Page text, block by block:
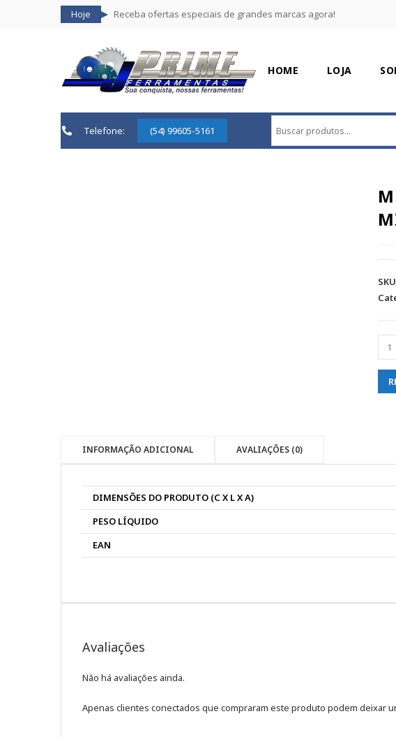
Hoje Receba ofertas especiais de grandes marcas agora!
HOME LOJA
Telefone: (54) 99605-5161
INFORMAÇÃO ADICIONAL AVALIAÇÕES (0)
DIMENSÕES DO PRODUTO (C X L X A)
PESO LÍQUIDO
EAN
Avaliações
Não há avaliações ainda.
Apenas clientes conectados que compraram este produto podem deixar